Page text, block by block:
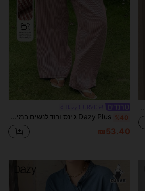
Rusticease חולצת ג'ינס מינימליסטית קז'ואלית בצבע אחיד במידות גדולות
%40 Dazy Plus ג'ינס ורוד לנשים במידה גדולה, גזרה צמודה, מותן גבוהה, פסים, סגנון יומיומי לחופשה וקיץ, לכל העונות
₪53.40